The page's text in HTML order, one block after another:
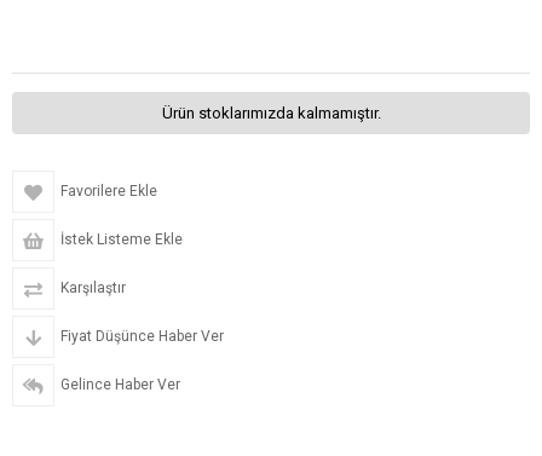
Ürün stoklarımızda kalmamıştır.
Favorilere Ekle
İstek Listeme Ekle
Karşılaştır
Fiyat Düşünce Haber Ver
Gelince Haber Ver